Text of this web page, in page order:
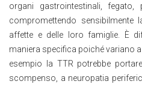
organi gastrointestinali, fegato,
compromettendo sensibilmente
affette e delle loro famiglie. È
maniera specifica poiché variano
esempio la TTR potrebbe
scompenso, a neuropatia